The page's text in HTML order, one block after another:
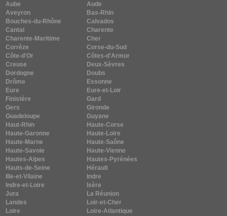
Aube
Aude
Aveyron
Bas-Rhin
Bouches-du-Rhône
Calvados
Cantal
Charente
Charente-Maritime
Cher
Corrèze
Corse-du-Sud
Côte-d'Or
Côtes-d'Armor
Creuse
Deux-Sèvres
Dordogne
Doubs
Drôme
Essonne
Eure
Eure-et-Loir
Finistère
Gard
Gers
Gironde
Guadeloupe
Guyane
Haut-Rhin
Haute-Corse
Haute-Garonne
Haute-Loire
Haute-Marne
Haute-Saône
Haute-Savoie
Haute-Vienne
Hautes-Alpes
Hautes-Pyrénées
Hauts-de-Seine
Hérault
Ille-et-Vilaine
Indre
Indre-et-Loire
Isère
Jura
La Réunion
Landes
Loir-et-Cher
Loire
Loire-Atlantique